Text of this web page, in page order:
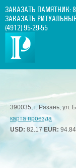
ЗАКАЗАТЬ ПАМЯТНИК:
ЗАКАЗАТЬ
(4912) 95-29-55
390035, г. Рязань, ул.
карта проезда
USD: 82.17 EUR: 94.84